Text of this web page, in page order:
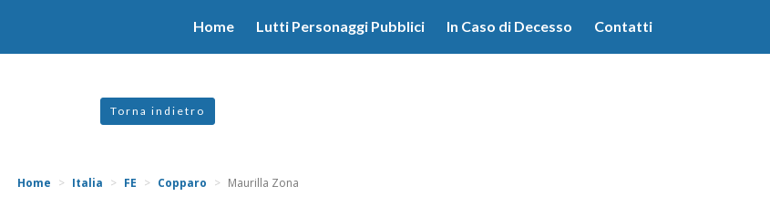
Home Lutti Personaggi Pubblici In Caso di Decesso Contatti
Torna indietro
Home Italia FE Copparo Maurilla Zona
la navigazione in altra maniera, acconsenti all'uso dei cookie. Ulteriori informazioni